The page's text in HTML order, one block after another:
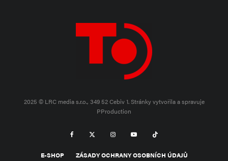
2025 © LRC media s.r.o., 349 52 Cebiv 1.Stránky vytvořila a spravuje
PProduction
E-SHOP ZÁSADY OCHRANY OSOBNÍCH ÚDAJŮ